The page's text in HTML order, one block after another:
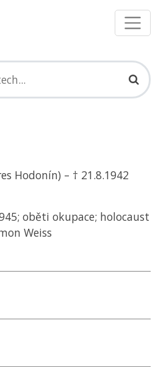
Hodonín) – † 21.8.1942
oběti okupace; holocaust
Weiss